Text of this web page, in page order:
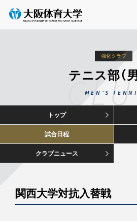
強化クラブ
テニス部（
MEN'S
トップ
試合日程
クラブニュース
関西大学対抗入替戦